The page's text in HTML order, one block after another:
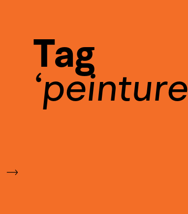
Tag
peinture